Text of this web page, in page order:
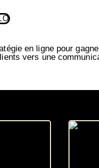
en ligne pour
vers une